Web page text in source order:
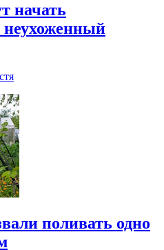
начать
неухоженный
поливать одно